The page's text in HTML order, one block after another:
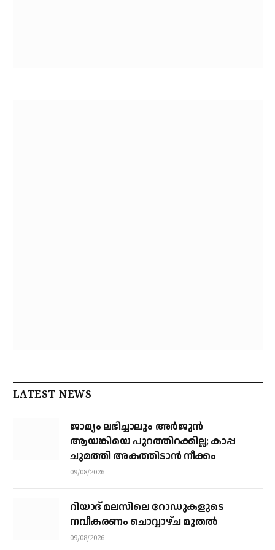
LATEST NEWS
ജാമ്യം ലഭിച്ചാലും അര്‍ജുന്‍
ആയങ്കിയെ പുറത്തിറക്കില്ല; കാപ്പ
ചുമത്തി അകത്തിടാന്‍ നീക്കം
09/08/2026
റിയാദ് മലസിലെ റോഡുകളുടെ
നവീകരണം ചൊവ്വാഴ്ച മുതല്‍
09/08/2026